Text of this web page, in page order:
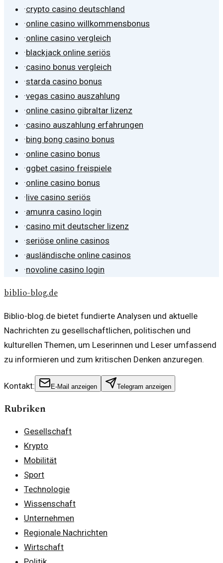
·crypto casino deutschland
·online casino willkommensbonus
·online casino vergleich
·blackjack online seriös
·casino bonus vergleich
·starda casino bonus
·vegas casino auszahlung
·online casino gibraltar lizenz
·casino auszahlung erfahrungen
·bing bong casino bonus
·online casino bonus
·ggbet casino freispiele
·online casino bonus
·live casino seriös
·amunra casino login
·casino mit deutscher lizenz
·seriöse online casinos
·ausländische online casinos
·novoline casino login
biblio-blog.de
Biblio-blog.de bietet fundierte Analysen und aktuelle
Nachrichten zu gesellschaftlichen, politischen und
kulturellen Themen, um Leserinnen und Leser umfassend
zu informieren und zum kritischen Denken anzuregen.
Kontakt: E-Mail anzeigen Telegram anzeigen
Rubriken
Gesellschaft
Krypto
Mobilität
Sport
Technologie
Wissenschaft
Unternehmen
Regionale Nachrichten
Wirtschaft